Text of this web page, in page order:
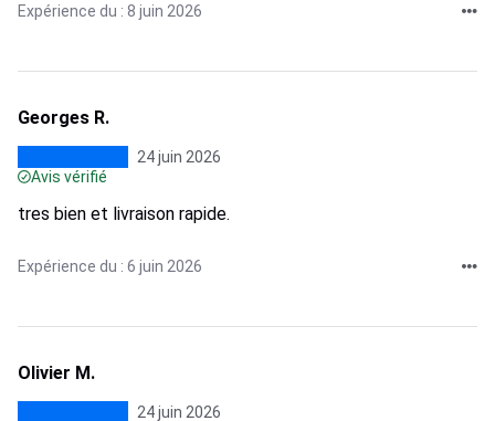
Expérience du : 8 juin 2026
Georges R.
24 juin 2026
Avis vérifié
tres bien et livraison rapide.
Expérience du : 6 juin 2026
Olivier M.
24 juin 2026